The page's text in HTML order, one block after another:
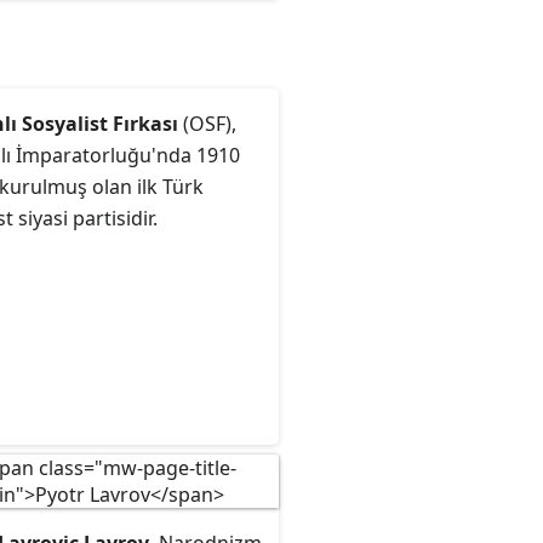
Sosyalist Fırkası (OSF),
İmparatorluğu'nda 1910
kurulmuş olan ilk Türk
siyasi partisidir.